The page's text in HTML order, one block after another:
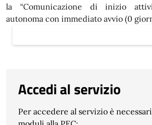
la “Comunicazione di inizio
autonoma con immediato avvio (0
Accedi al servizio
Per accedere al servizio è